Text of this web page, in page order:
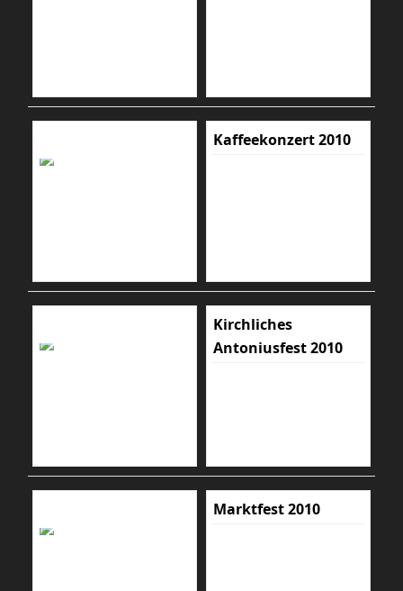
Kaffeekonzert 2010
Kirchliches
Antoniusfest 2010
Marktfest 2010